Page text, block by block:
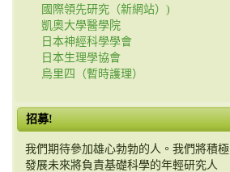
國際領先研究（新網站）)
凱奧大學醫學院
日本神經科學學會
日本生理學協會
烏里四（暫時護理）
招募!
我們期待參加雄心勃勃的人。我們將積極
發展未來將負責基礎科學的年輕研究人